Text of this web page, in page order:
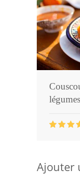
légumes
Ajouter